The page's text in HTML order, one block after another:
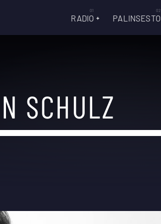
RADIO PALINSESTO
SCHULZ